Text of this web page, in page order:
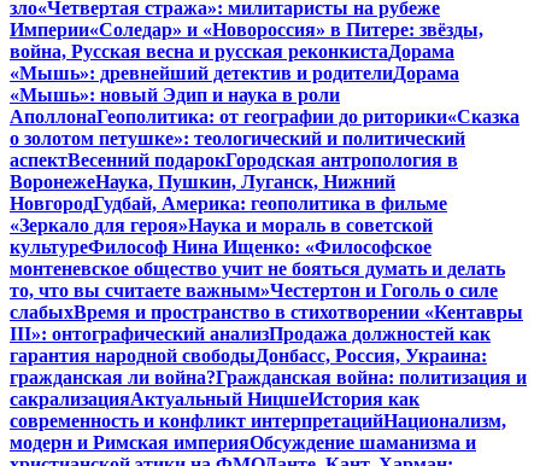
зло«Четвертая стража»: милитаристы на рубеже
Империи«Соледар» и «Новороссия» в Питере: звёзды,
война, Русская весна и русская реконкистаДорама
«Мышь»: древнейший детектив и родителиДорама
«Мышь»: новый Эдип и наука в роли
АполлонаГеополитика: от географии до риторики«Сказка
о золотом петушке»: теологический и политический
аспектВесенний подарокГородская антропология в
ВоронежеНаука, Пушкин, Луганск, Нижний
НовгородГудбай, Америка: геополитика в фильме
«Зеркало для героя»Наука и мораль в советской
культуреФилософ Нина Ищенко: «Философское
монтеневское общество учит не бояться думать и делать
то, что вы считаете важным»Честертон и Гоголь о силе
слабыхВремя и пространство в стихотворении «Кентавры
III»: онтографический анализПродажа должностей как
гарантия народной свободыДонбасс, Россия, Украина:
гражданская ли война?Гражданская война: политизация и
сакрализацияАктуальный НицшеИстория как
современность и конфликт интерпретацийНационализм,
модерн и Римская империяОбсуждение шаманизма и